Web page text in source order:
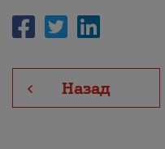
Назад